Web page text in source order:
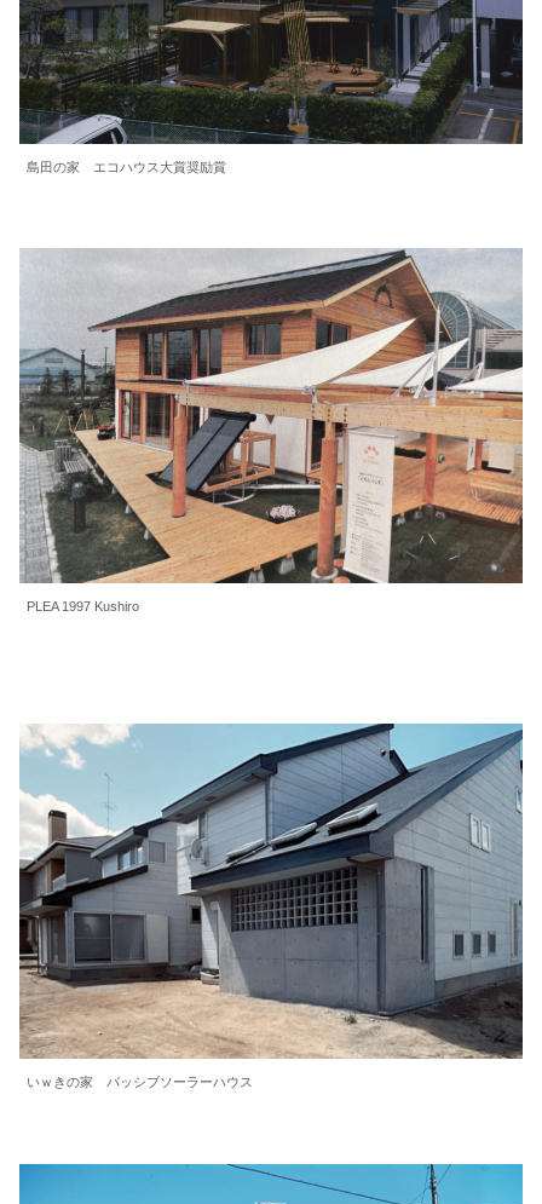
島田の家 エコハウス大賞奨励賞
PLEA 1997 Kushiro
いｗきの家 パッシブソーラーハウス